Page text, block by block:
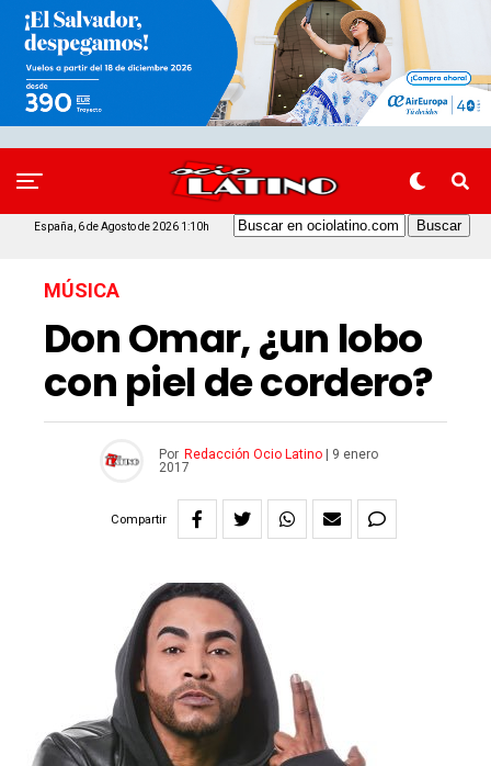
España, 6 de Agosto de 2026 1:10h
MÚSICA
Don Omar, ¿un lobo
con piel de cordero?
Por Redacción Ocio Latino|
9 enero
2017
Compartir